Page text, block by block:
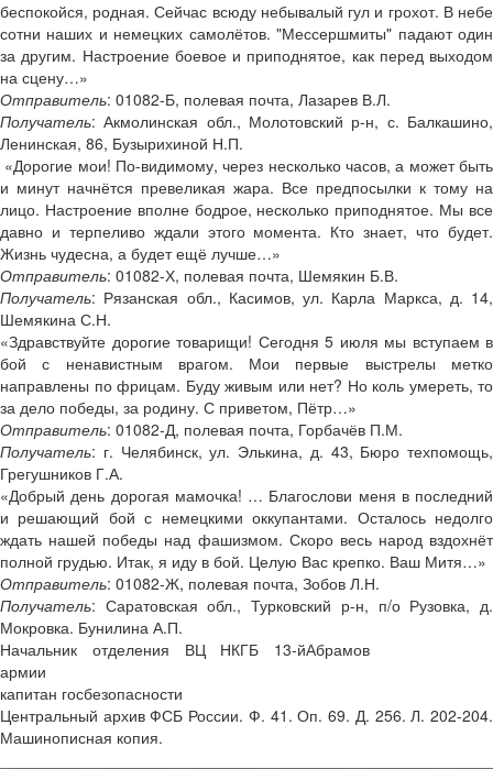
беспокойся, родная. Сейчас всюду небывалый гул и грохот. В небе
сотни наших и немецких самолётов. "Мессершмиты" падают один
за другим. Настроение боевое и приподнятое, как перед выходом
на сцену…»
Отправитель: 01082-Б, полевая почта, Лазарев В.Л.
Получатель: Акмолинская обл., Молотовский р-н, с. Балкашино,
Ленинская, 86, Бузырихиной Н.П.
«Дорогие мои! По-видимому, через несколько часов, а может быть
и минут начнётся превеликая жара. Все предпосылки к тому на
лицо. Настроение вполне бодрое, несколько приподнятое. Мы все
давно и терпеливо ждали этого момента. Кто знает, что будет.
Жизнь чудесна, а будет ещё лучше…»
Отправитель: 01082-Х, полевая почта, Шемякин Б.В.
Получатель: Рязанская обл., Касимов, ул. Карла Маркса, д. 14,
Шемякина С.Н.
«Здравствуйте дорогие товарищи! Сегодня 5 июля мы вступаем в
бой с ненавистным врагом. Мои первые выстрелы метко
направлены по фрицам. Буду живым или нет? Но коль умереть, то
за дело победы, за родину. С приветом, Пётр…»
Отправитель: 01082-Д, полевая почта, Горбачёв П.М.
Получатель: г. Челябинск, ул. Элькина, д. 43, Бюро техпомощь,
Грегушников Г.А.
«Добрый день дорогая мамочка! … Благослови меня в последний
и решающий бой с немецкими оккупантами. Осталось недолго
ждать нашей победы над фашизмом. Скоро весь народ вздохнёт
полной грудью. Итак, я иду в бой. Целую Вас крепко. Ваш Митя…»
Отправитель: 01082-Ж, полевая почта, Зобов Л.Н.
Получатель: Саратовская обл., Турковский р-н, п/о Рузовка, д.
Мокровка. Бунилина А.П.
Начальник отделения ВЦ НКГБ 13-й
армии
капитан госбезопасности
Абрамов
Центральный архив ФСБ России. Ф. 41. Оп. 69. Д. 256. Л. 202-204.
Машинописная копия.